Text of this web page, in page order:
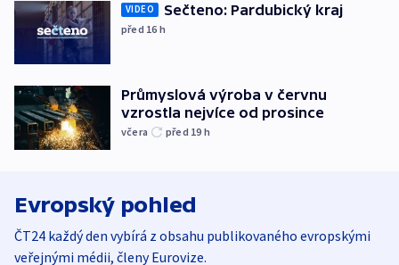
VIDEO Sečteno: Pardubický kraj
před 16 h
Průmyslová výroba v červnu
vzrostla nejvíce od prosince
včera před 19 h
Evropský pohled
ČT24 každý den vybírá z obsahu publikovaného evropskými
veřejnými médii, členy Eurovize.